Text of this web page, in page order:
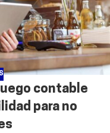
contable
para no